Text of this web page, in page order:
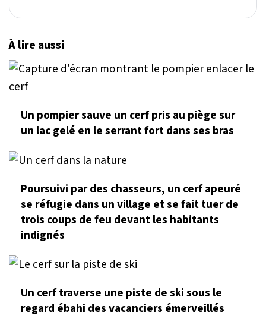
À lire aussi
Un pompier sauve un cerf pris au piège sur
un lac gelé en le serrant fort dans ses bras
Poursuivi par des chasseurs, un cerf apeuré
se réfugie dans un village et se fait tuer de
trois coups de feu devant les habitants
indignés
Un cerf traverse une piste de ski sous le
regard ébahi des vacanciers émerveillés